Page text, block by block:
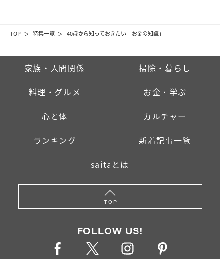
TOP 特集一覧 40歳から知っておきたい「お金の知識」
家族・人間関係 掃除・暮らし
料理・グルメ お金・学ぶ
心と体 カルチャー
ランキング 新着記事一覧
saitaとは
TOP
FOLLOW US!